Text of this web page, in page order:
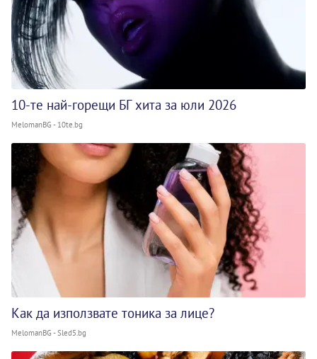
10-те най-горещи БГ хита за юли 2026
MelomanBG - 10te.bg
Как да използвате тоника за лице?
MelomanBG - Sled5.bg